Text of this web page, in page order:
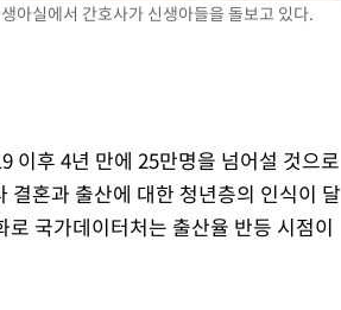
아실에서 간호사가 신생아들을 돌보고 있다.
이후 4년 만에 25만명을 넘어설 것으로
혼과 출산에 대한 청년층의 인식이 달
국가데이터처는 출산율 반등 시점이